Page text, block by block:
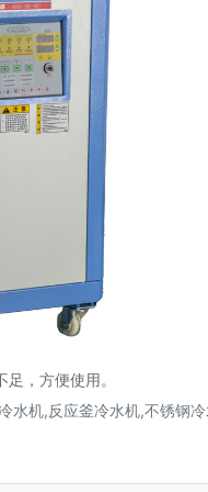
，方便使用。
水机,反应釜冷水机,不锈钢